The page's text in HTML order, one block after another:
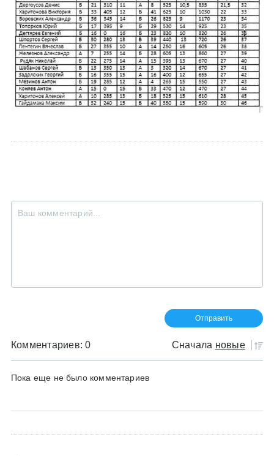
Комментариев: 0 Сначала новые
Пока еще не было комментариев